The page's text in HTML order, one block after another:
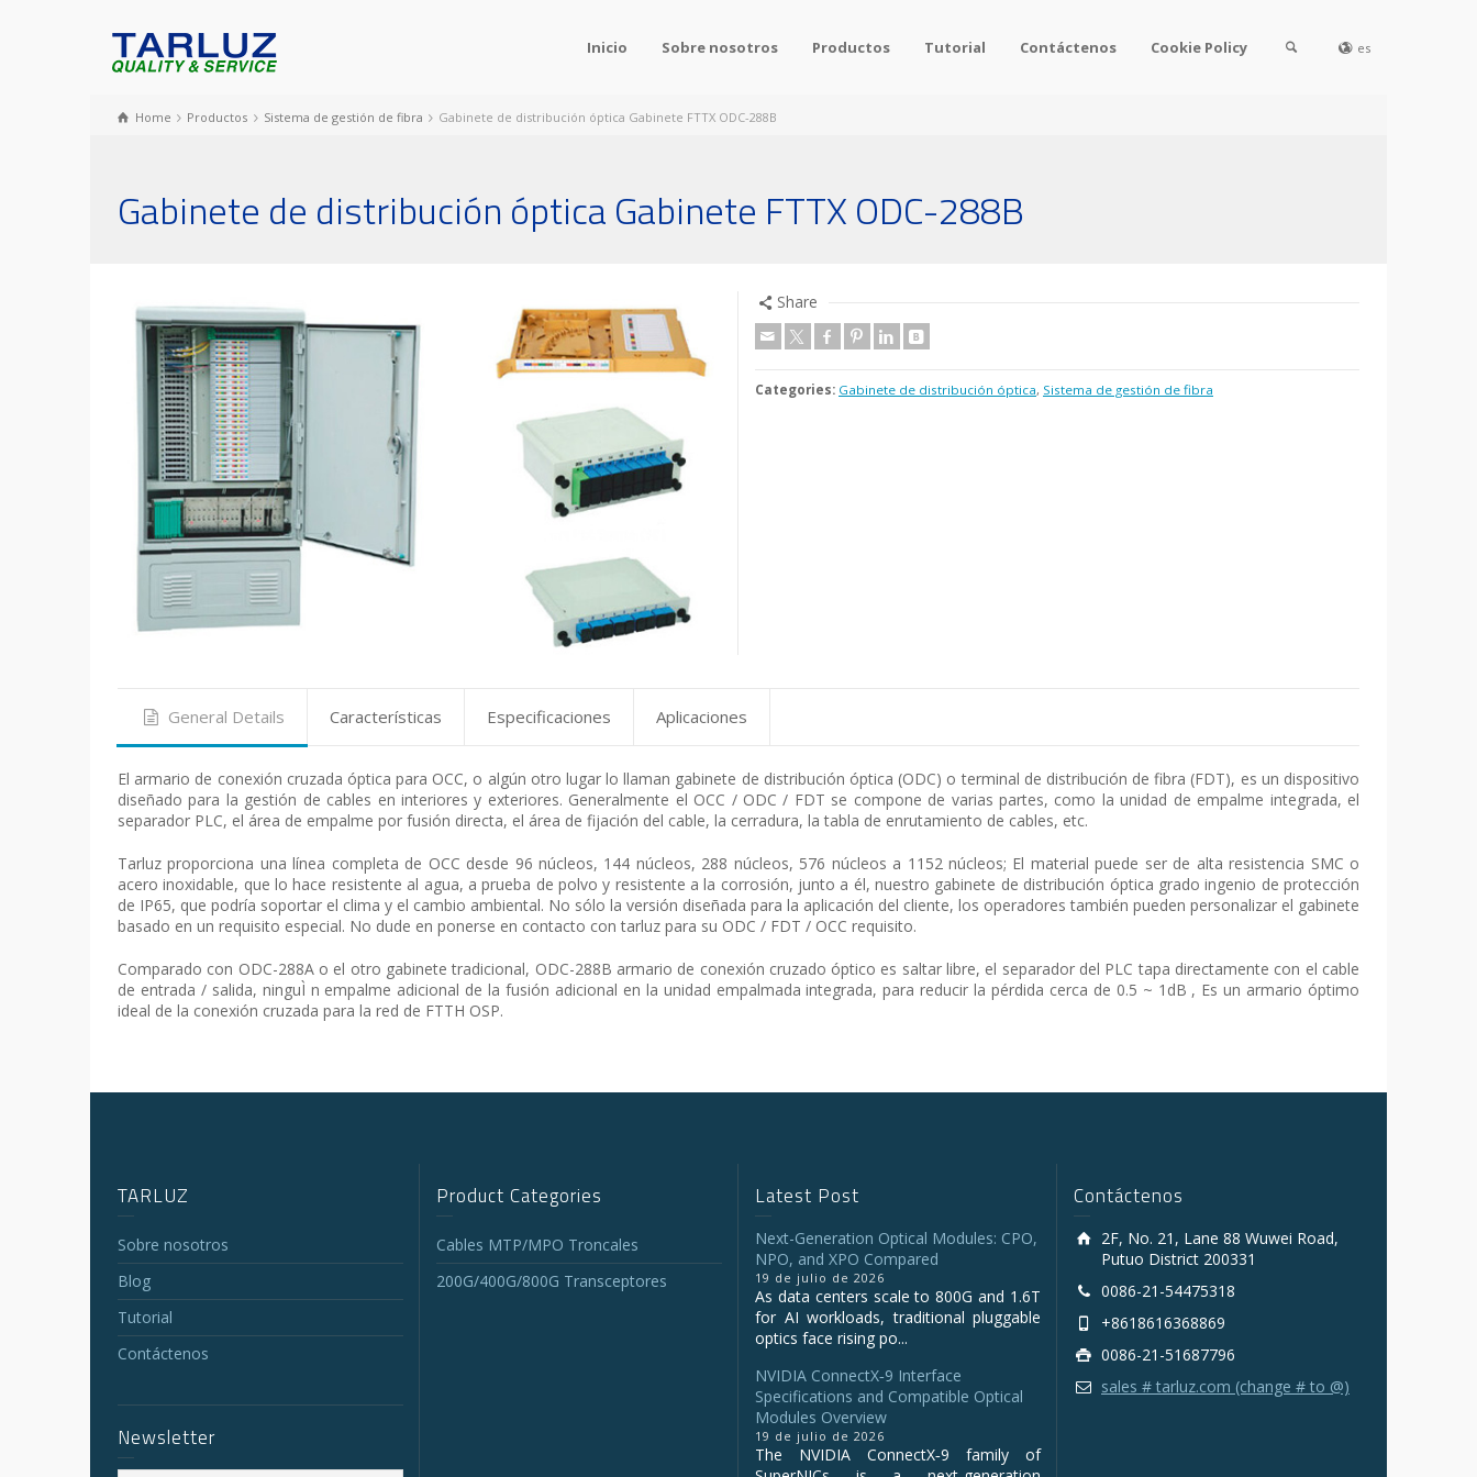
Inicio Sobre nosotros Productos Tutorial Contáctenos Cookie Policy es
Home Productos Sistema de gestión de fibra Gabinete de distribución óptica Gabinete FTTX ODC-288B
Gabinete de distribución óptica Gabinete FTTX ODC-288B
Share
Categories: Gabinete de distribución óptica, Sistema de gestión de fibra
General Details Características Especificaciones Aplicaciones
El armario de conexión cruzada óptica para OCC, o algún otro lugar lo llaman gabinete de distribución óptica (ODC) o terminal de distribución de fibra (FDT), es un dispositivo
diseñado para la gestión de cables en interiores y exteriores. Generalmente el OCC / ODC / FDT se compone de varias partes, como la unidad de empalme integrada, el
separador PLC, el área de empalme por fusión directa, el área de fijación del cable, la cerradura, la tabla de enrutamiento de cables, etc.
Tarluz proporciona una línea completa de OCC desde 96 núcleos, 144 núcleos, 288 núcleos, 576 núcleos a 1152 núcleos; El material puede ser de alta resistencia SMC o
acero inoxidable, que lo hace resistente al agua, a prueba de polvo y resistente a la corrosión, junto a él, nuestro gabinete de distribución óptica grado ingenio de protección
de IP65, que podría soportar el clima y el cambio ambiental. No sólo la versión diseñada para la aplicación del cliente, los operadores también pueden personalizar el gabinete
basado en un requisito especial. No dude en ponerse en contacto con tarluz para su ODC / FDT / OCC requisito.
Comparado con ODC-288A o el otro gabinete tradicional, ODC-288B armario de conexión cruzado óptico es saltar libre, el separador del PLC tapa directamente con el cable
de entrada / salida, ninguÌ n empalme adicional de la fusión adicional en la unidad empalmada integrada, para reducir la pérdida cerca de 0.5 ~ 1dB , Es un armario óptimo
ideal de la conexión cruzada para la red de FTTH OSP.
TARLUZ
Sobre nosotros
Blog
Tutorial
Contáctenos
Newsletter
Product Categories
Cables MTP/MPO Troncales
200G/400G/800G Transceptores
Latest Post
Next-Generation Optical Modules: CPO,
NPO, and XPO Compared
19 de julio de 2026
As data centers scale to 800G and 1.6T
for AI workloads, traditional pluggable
optics face rising po...
NVIDIA ConnectX‑9 Interface
Specifications and Compatible Optical
Modules Overview
19 de julio de 2026
The NVIDIA ConnectX‑9 family of
Contáctenos
2F, No. 21, Lane 88 Wuwei Road,
Putuo District 200331
0086-21-54475318
+8618616368869
0086-21-51687796
sales # tarluz.com (change # to @)